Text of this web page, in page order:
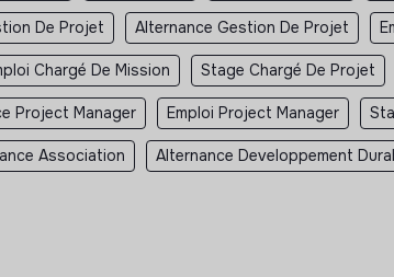
De Projet Alternance Gestion De Projet
Chargé De Mission Stage Chargé De Projet
Project Manager Emploi Project Manager
Association Alternance Developpement